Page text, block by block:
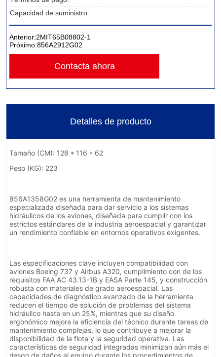
Capacidad de suministro:
Anterior:2MIT65B08802-1
Próximo:856A2912G02
Contacta ahora
Detalles de producto